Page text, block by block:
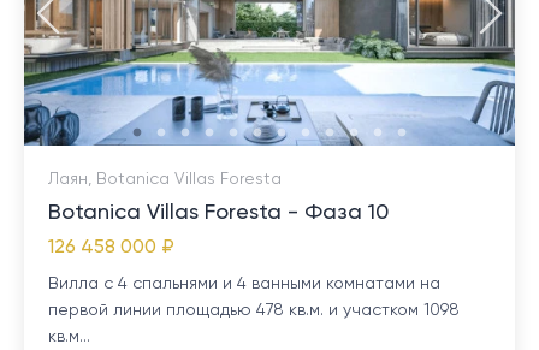
Лаян, Botanica Villas Foresta
Botanica Villas Foresta - Фаза 10
126 458 000 ₽
Вилла с 4 спальнями и 4 ванными комнатами на
первой линии площадью 478 кв.м. и участком 1098
кв.м...